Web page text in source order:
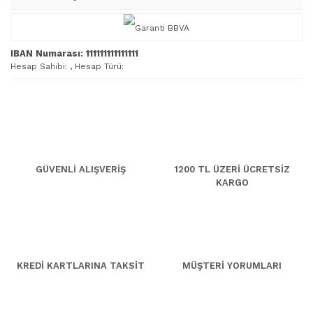
IBAN Numarası: 111111111111111
Hesap Sahibi: , Hesap Türü:
GÜVENLİ ALIŞVERİŞ
1200 TL ÜZERİ ÜCRETSİZ
KARGO
KREDİ KARTLARINA TAKSİT MÜŞTERİ YORUMLARI